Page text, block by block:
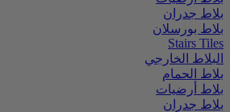
بلاط جدران
بلاط بورسلان
Stairs Tiles
البلاط الخارجي
بلاط الحمام
بلاط أرضيات
بلاط جدران